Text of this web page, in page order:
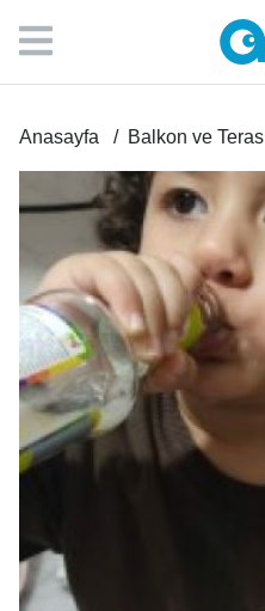
Anasayfa Balkon ve Teras